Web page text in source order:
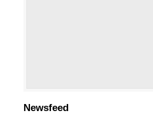
Newsfeed